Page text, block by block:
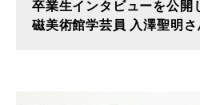
卒業生インタビューを公開
磁美術館学芸員 入澤聖明さ